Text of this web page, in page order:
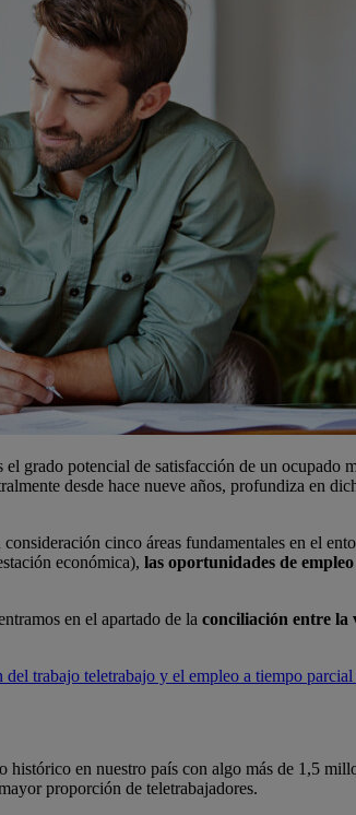
grado potencial de satisfacción de un ocupado
desde hace nueve años, profundiza en
cinco áreas fundamentales en el
económica), las oportunidades de
en el apartado de la conciliación entre la
trabajo teletrabajo y el empleo a tiempo parcial
en nuestro país con algo más de 1,5
proporción de teletrabajadores.